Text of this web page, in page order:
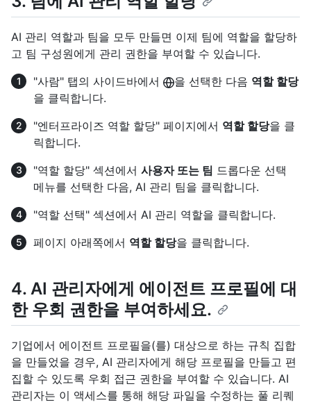
AI 관리 역할과 팀을 모두 만들면 이제 팀에 역할을 할당하
고 팀 구성원에게 관리 권한을 부여할 수 있습니다.
"사람" 탭의 사이드바에서
을 선택한 다음 역할 할당
을 클릭합니다.
"엔터프라이즈 역할 할당" 페이지에서 역할 할당을 클
릭합니다.
"역할 할당" 섹션에서 사용자 또는 팀 드롭다운 선택
메뉴를 선택한 다음, AI 관리 팀을 클릭합니다.
"역할 선택" 섹션에서 AI 관리 역할을 클릭합니다.
페이지 아래쪽에서 역할 할당을 클릭합니다.
4. AI 관리자에게 에이전트 프로필에 대
한 우회 권한을 부여하세요.
기업에서 에이전트 프로필을(를) 대상으로 하는 규칙 집합
을 만들었을 경우, AI 관리자에게 해당 프로필을 만들고 편
집할 수 있도록 우회 접근 권한을 부여할 수 있습니다. AI
관리자는 이 액세스를 통해 해당 파일을 수정하는 풀 리퀘